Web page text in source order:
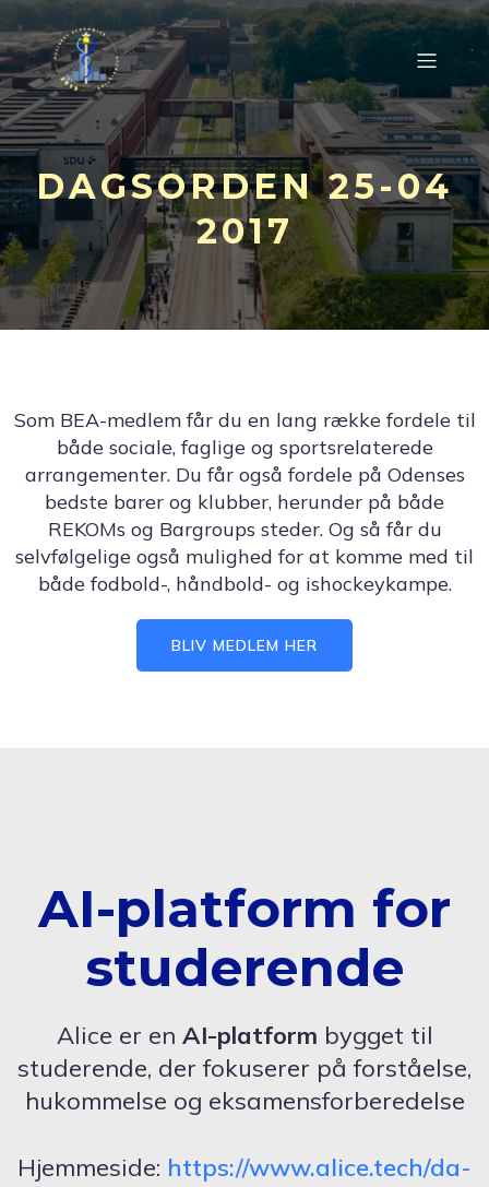
DAGSORDEN 25-04
2017
Som BEA-medlem får du en lang række fordele til
både sociale, faglige og sportsrelaterede
arrangementer. Du får også fordele på Odenses
bedste barer og klubber, herunder på både
REKOMs og Bargroups steder. Og så får du
selvfølgelige også mulighed for at komme med til
både fodbold-, håndbold- og ishockeykampe.
BLIV MEDLEM HER
AI-platform for
studerende
Alice er en AI-platform bygget til
studerende, der fokuserer på forståelse,
hukommelse og eksamensforberedelse
Hjemmeside: https://www.alice.tech/da-